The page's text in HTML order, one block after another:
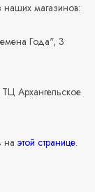
наших магазинов:
Года", 3
Архангельское
на этой странице.